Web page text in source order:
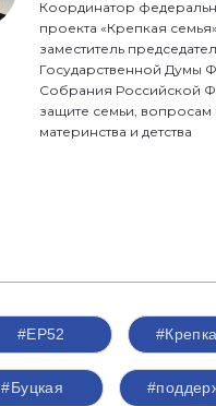
Координатор
проекта «Крепкая
заместитель
Государственной Думы
Собрания Российской
защите семьи, вопросам
материнства и детства
#ЕР52
#Буцкая